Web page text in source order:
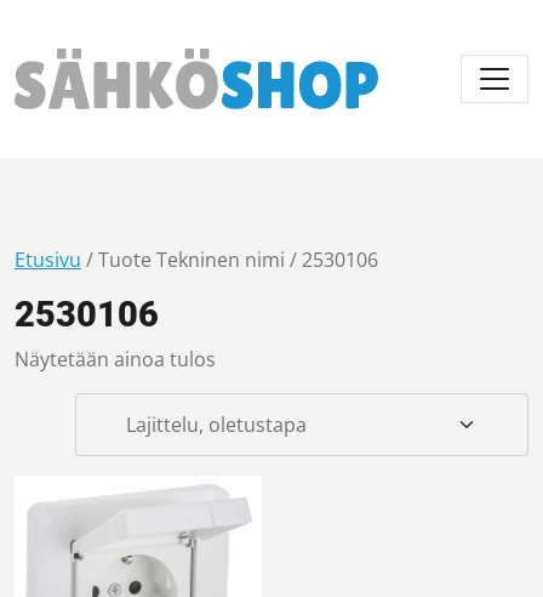
Päävalikko
Etusivu / Tuote Tekninen nimi / 2530106
2530106
Näytetään ainoa tulos